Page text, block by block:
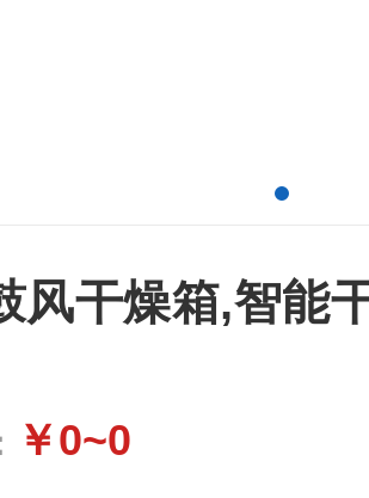
风干燥箱,智能
￥0~0